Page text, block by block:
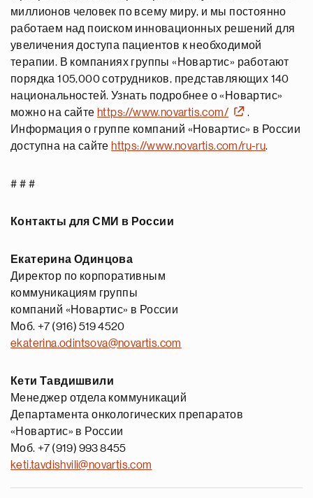
миллионов человек по всему миру, и мы постоянно
работаем над поиском инновационных решений для
увеличения доступа пациентов к необходимой
терапии. В компаниях группы «Новартис» работают
порядка 105,000 сотрудников, представляющих 140
национальностей. Узнать подробнее о «Новартис»
можно на сайте https://www.novartis.com/
.
Информация о группе компаний «Новартис» в России
доступна на сайте https://www.novartis.com/ru-ru.
# # #
Контакты для СМИ в России
Екатерина Одинцова
Директор по корпоративным
коммуникациям группы
компаний «Новартис» в России
Моб. +7 (916) 519 4520
ekaterina.odintsova@novartis.com
Кети Тавдишвили
Менеджер отдела коммуникаций
Департамента онкологических препаратов
«Новартис» в России
Моб. +7 (919) 993 8455
keti.tavdishvili@novartis.com